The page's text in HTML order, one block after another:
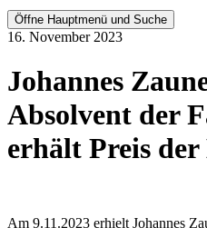
Öffne Hauptmenü und Suche
16. November 2023
Johannes
Absolvent der
erhält Preis
Am 9.11.2023 erhielt Johannes